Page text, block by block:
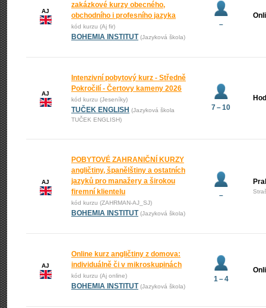
AJ
zakázkové kurzy obecného,
obchodního i profesního jazyka
kód kurzu (Aj fir)
BOHEMIA INSTITUT (Jazyková škola)
–
AJ
Intenzivní pobytový kurz - Středně
Pokročilí - Čertovy kameny 2026
kód kurzu (Jeseníky)
TUČEK ENGLISH (Jazyková škola
TUČEK ENGLISH)
7 – 10
AJ
POBYTOVÉ ZAHRANIČNÍ KURZY
angličtiny, španělštiny a ostatních
jazyků pro manažery a širokou
firemní klientelu
kód kurzu (ZAHRMAN-AJ_SJ)
BOHEMIA INSTITUT (Jazyková škola)
–
AJ
Online kurz angličtiny z domova:
individuálně či v mikroskupinách
kód kurzu (Aj online)
BOHEMIA INSTITUT (Jazyková škola)
1 – 4